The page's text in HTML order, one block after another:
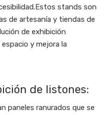
stands son
de artesanía y tiendas de
de exhibición
y mejora la
de listones:
paneles ranurados que se